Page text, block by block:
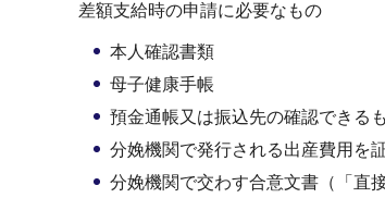
差額支給時の申請に必要なもの
本人確認書類
母子健康手帳
預金通帳又は振込先の確認できる
分娩機関で発行される出産費用を
分娩機関で交わす合意文書（「直